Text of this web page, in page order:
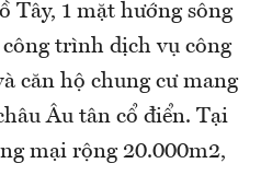
Tây, 1 mặt hướng sông
trình dịch vụ công
căn hộ chung cư mang
Âu tân cổ điển. Tại
mại rộng 20.000m2,